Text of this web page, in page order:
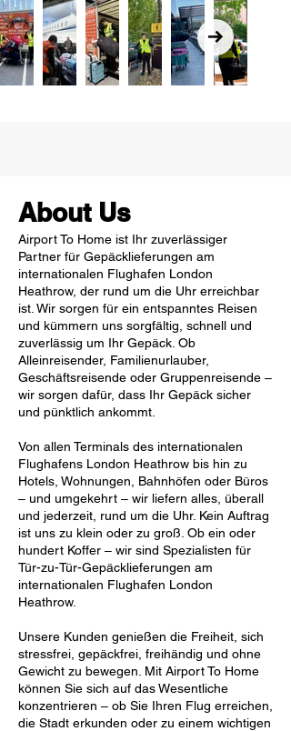
About Us
Airport To Home ist Ihr zuverlässiger
Partner für Gepäcklieferungen am
internationalen Flughafen London
Heathrow, der rund um die Uhr erreichbar
ist. Wir sorgen für ein entspanntes Reisen
und kümmern uns sorgfältig, schnell und
zuverlässig um Ihr Gepäck. Ob
Alleinreisender, Familienurlauber,
Geschäftsreisende oder Gruppenreisende –
wir sorgen dafür, dass Ihr Gepäck sicher
und pünktlich ankommt.
Von allen Terminals des internationalen
Flughafens London Heathrow bis hin zu
Hotels, Wohnungen, Bahnhöfen oder Büros
– und umgekehrt – wir liefern alles, überall
und jederzeit, rund um die Uhr. Kein Auftrag
ist uns zu klein oder zu groß. Ob ein oder
hundert Koffer – wir sind Spezialisten für
Tür-zu-Tür-Gepäcklieferungen am
internationalen Flughafen London
Heathrow.
Unsere Kunden genießen die Freiheit, sich
stressfrei, gepäckfrei, freihändig und ohne
Gewicht zu bewegen. Mit Airport To Home
können Sie sich auf das Wesentliche
konzentrieren – ob Sie Ihren Flug erreichen,
die Stadt erkunden oder zu einem wichtigen